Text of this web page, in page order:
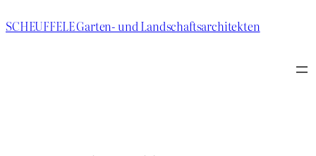
Inhalt
SCHEUFFELE Garten- und Landschaftsarchitekten